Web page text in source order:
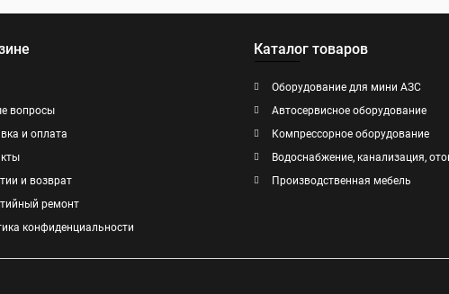
вопросы
и оплата
и возврат
ремонт
конфиденциальности
Каталог товаров
Оборудование для мини АЗС
Автосервисное оборудование
Компрессорное оборудование
Водоснабжение, канализация,
Производственная мебель